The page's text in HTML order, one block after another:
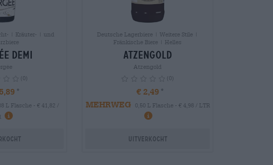
| Kräuter- | und
Demi
(0)
L Flasche - € 41,82 /
info
Deutsche Lagerbiere | Weitere Stile |
Fränkische Biere | Helles
Atzengold
Atzengold
(0)
€ 2,49
MEHRWEG
0,50 L Flasche - € 4,98 / LTR
info
Uitverkocht